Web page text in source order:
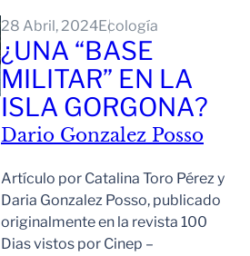
28 Abril, 2024Ecología
¿UNA “BASE
MILITAR” EN LA
ISLA GORGONA?
Dario Gonzalez Posso
Artículo por Catalina Toro Pérez y
Daria Gonzalez Posso, publicado
originalmente en la revista 100
Dias vistos por Cinep –